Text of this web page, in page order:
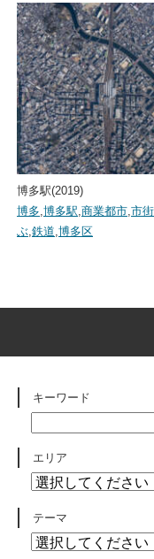
博多駅(2019)
博多,博多駅,商業都市,市
ぶ,鉄道,博多区
キーワード
エリア
テーマ